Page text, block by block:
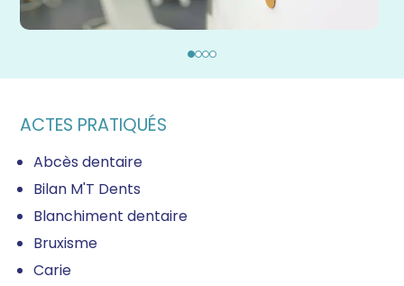
ACTES PRATIQUÉS
Abcès dentaire
Bilan M'T Dents
Blanchiment dentaire
Bruxisme
Carie